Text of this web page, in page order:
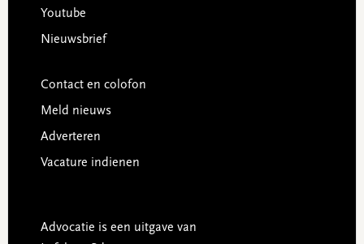
Youtube
Nieuwsbrief
Contact en colofon
Meld nieuws
Adverteren
Vacature indienen
Advocatie is een uitgave van